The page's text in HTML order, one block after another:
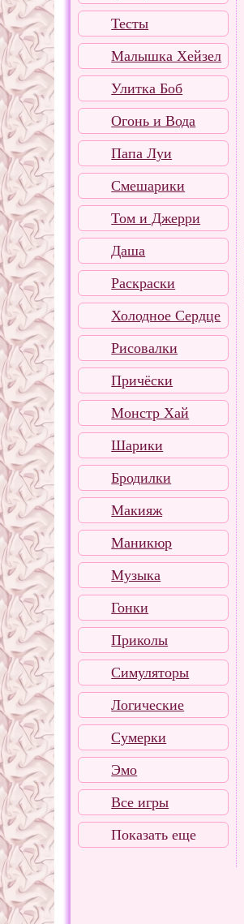
Тесты
Малышка Хейзел
Улитка Боб
Огонь и Вода
Папа Луи
Смешарики
Том и Джерри
Даша
Раскраски
Холодное Сердце
Рисовалки
Причёски
Монстр Хай
Шарики
Бродилки
Макияж
Маникюр
Музыка
Гонки
Приколы
Симуляторы
Логические
Сумерки
Эмо
Все игры
Показать еще